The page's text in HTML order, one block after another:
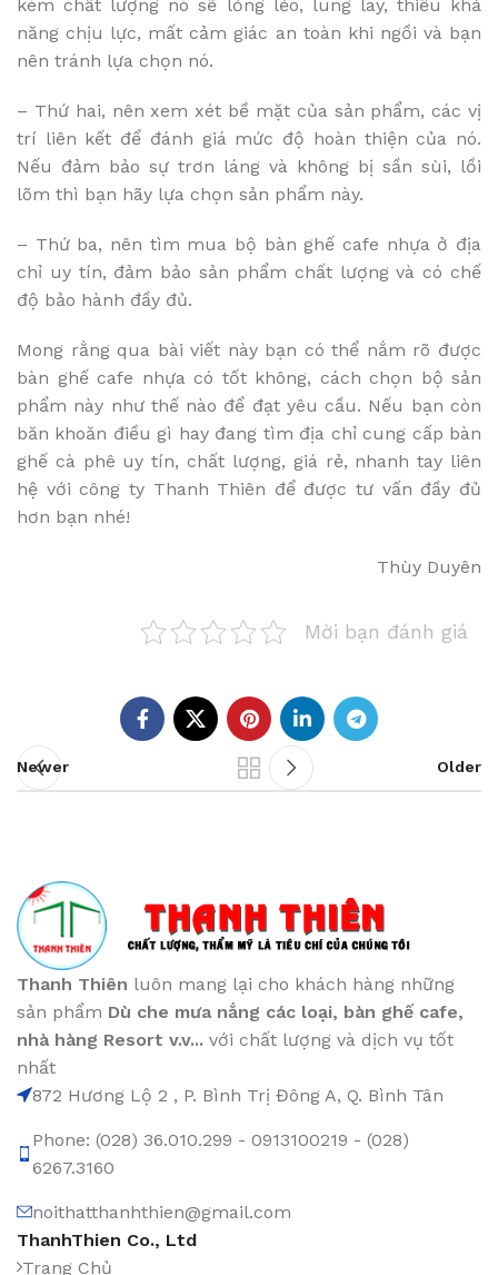
kém chất lượng nó sẽ lỏng lẻo, lung lay, thiếu khả
năng chịu lực, mất cảm giác an toàn khi ngồi và bạn
nên tránh lựa chọn nó.
– Thứ hai, nên xem xét bề mặt của sản phẩm, các vị
trí liên kết để đánh giá mức độ hoàn thiện của nó.
Nếu đảm bảo sự trơn láng và không bị sần sùi, lồi
lõm thì bạn hãy lựa chọn sản phẩm này.
– Thứ ba, nên tìm mua bộ bàn ghế cafe nhựa ở địa
chỉ uy tín, đảm bảo sản phẩm chất lượng và có chế
độ bảo hành đầy đủ.
Mong rằng qua bài viết này bạn có thể nắm rõ được
bàn ghế cafe nhựa có tốt không, cách chọn bộ sản
phẩm này như thế nào để đạt yêu cầu. Nếu bạn còn
băn khoăn điều gì hay đang tìm địa chỉ cung cấp bàn
ghế cà phê uy tín, chất lượng, giá rẻ, nhanh tay liên
hệ với công ty Thanh Thiên để được tư vấn đầy đủ
hơn bạn nhé!
Thùy Duyên
Mời bạn đánh giá
Newer Older
Thanh Thiên luôn mang lại cho khách hàng những
sản phẩm Dù che mưa nắng các loại, bàn ghế cafe,
nhà hàng Resort v.v... với chất lượng và dịch vụ tốt
nhất
872 Hương Lộ 2 , P. Bình Trị Đông A, Q. Bình Tân
Phone: (028) 36.010.299 - 0913100219 - (028)
6267.3160
noithatthanhthien@gmail.com
ThanhThien Co., Ltd
Trang Chủ